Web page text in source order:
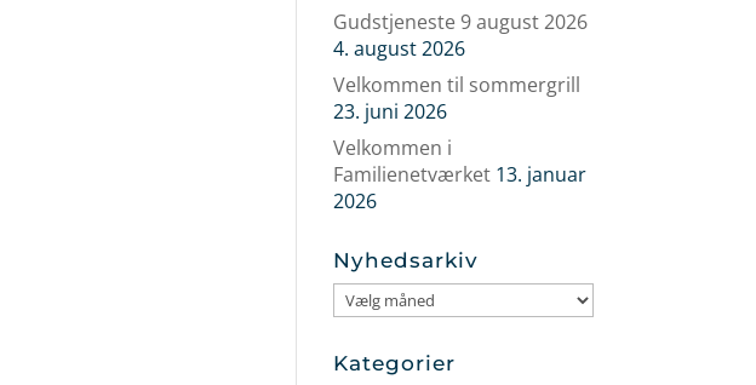
Gudstjeneste 9 august 2026
4. august 2026
Velkommen til sommergrill
23. juni 2026
Velkommen i
Familienetværket 13. januar
2026
Nyhedsarkiv
Nyhedsarkiv
Kategorier